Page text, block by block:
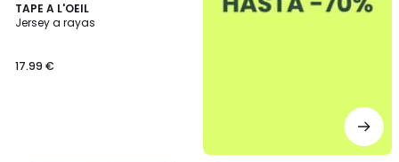
TAPE A L'OEIL
Jersey a rayas
17.99 €